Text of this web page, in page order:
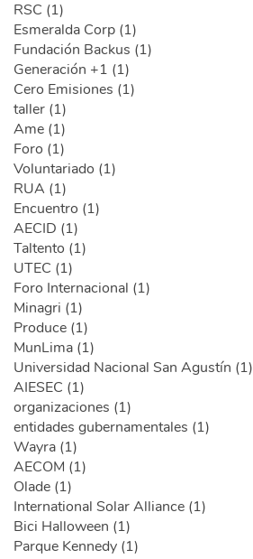
RSC (1)
Esmeralda Corp (1)
Fundación Backus (1)
Generación +1 (1)
Cero Emisiones (1)
taller (1)
Ame (1)
Foro (1)
Voluntariado (1)
RUA (1)
Encuentro (1)
AECID (1)
Taltento (1)
UTEC (1)
Foro Internacional (1)
Minagri (1)
Produce (1)
MunLima (1)
Universidad Nacional San Agustín (1)
AIESEC (1)
organizaciones (1)
entidades gubernamentales (1)
Wayra (1)
AECOM (1)
Olade (1)
International Solar Alliance (1)
Bici Halloween (1)
Parque Kennedy (1)